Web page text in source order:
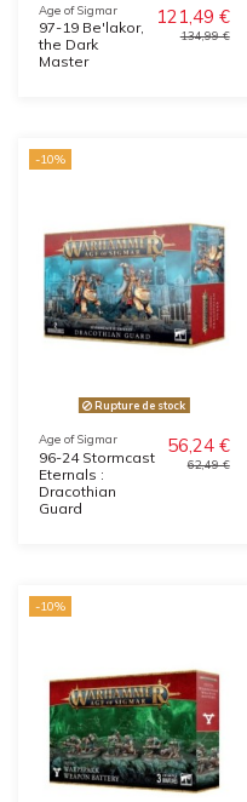
Age of Sigmar
97-19 Be'lakor,
the Dark
Master
121,49 €
134,99 €
-10%
Rupture de stock
Age of Sigmar
96-24 Stormcast
Eternals :
Dracothian
Guard
56,24 €
62,49 €
-10%